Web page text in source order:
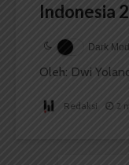
Indonesia
Dark
Oleh: Dwi
Redaksi 2